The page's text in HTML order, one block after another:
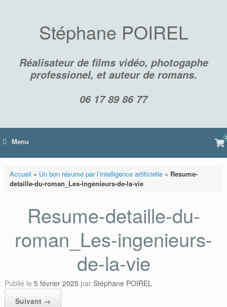
Stéphane POIREL
Réalisateur de films vidéo, photogaphe
professionel, et auteur de romans.
06 17 89 86 77
Menu 0
Accueil » Un bon résumé par l’intelligence artificielle» Resume-
detaille-du-roman_Les-ingenieurs-de-la-vie
Resume-detaille-du-
roman_Les-ingenieurs-
de-la-vie
Publié le 5 février 2025 par Stéphane POIREL
Suivant →